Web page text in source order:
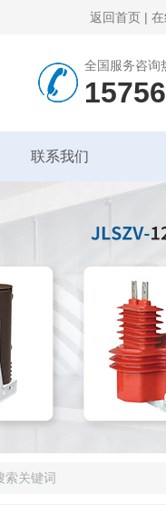
返回首页 |
全国服务咨询
联系我们